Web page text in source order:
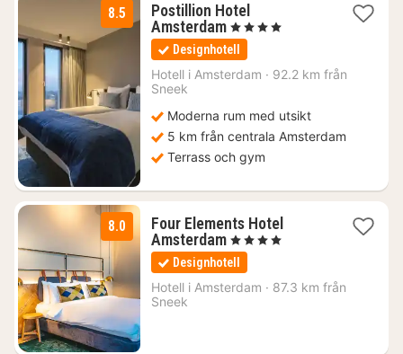
8.5
Postillion Hotel
Amsterdam1
natt
från
1221
, 4 Stjärnor
Designhotell
Hotell i Amsterdam · 92.2 km från
Sneek
Moderna rum med utsikt
5 km från centrala Amsterdam
Terrass och gym
8.0
Four Elements Hotel
Amsterdam1
natt
från
1054
, 4 Stjärnor
Designhotell
Hotell i Amsterdam · 87.3 km från
Sneek